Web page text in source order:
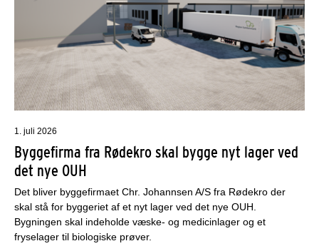
1. juli 2026
Byggefirma fra Rødekro skal bygge nyt lager ved
det nye OUH
Det bliver byggefirmaet Chr. Johannsen A/S fra Rødekro der
skal stå for byggeriet af et nyt lager ved det nye OUH.
Bygningen skal indeholde væske- og medicinlager og et
fryselager til biologiske prøver.